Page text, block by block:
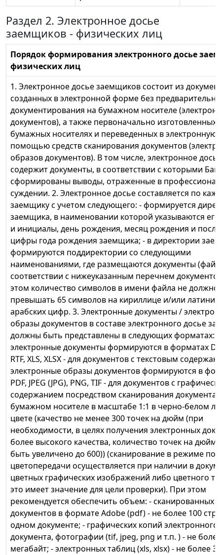
Раздел 2. Электронное досье
заемщиков - физических лиц
Порядок формирования электронного досье
физических лиц
1. Электронное досье заемщиков состоит из
созданных в электронной форме без
документирования на бумажном носителе
документов), а также первоначально изготовленных
бумажных носителях и переведенных в электронную
помощью средств сканирования документов
образов документов). В том числе, электронное
содержит документы, в соответствии с которыми
сформированы выводы, отраженные в
суждении. 2. Электронное досье составляется по
заемщику с учетом следующего: - формируется
заемщика, в наименовании которой указываются
и инициалы, день рождения, месяц рождения и
цифры года рождения заемщика; - в директории
формируются поддиректории со следующими
наименованиями, где размещаются документы
соответствии с нижеуказанным перечнем
этом количество символов в имени файла не должно
превышать 65 символов на кириллице и/или
арабских цифр. 3. Электронные документы /
образы документов в составе электронного досье
должны быть представлены в следующих форматах: -
электронные документы формируются в форматах
RTF, XLS, XLSX - для документов с текстовым
электронные образы документов формируются в
PDF, JPEG (JPG), PNG, TIF - для документов с
содержанием посредством сканирования документа
бумажном носителе в масштабе 1:1 в черно-белом
цвете (качество не менее 300 точек на дюйм (при
необходимости, в целях получения электронных
более высокого качества, количество точек на дюйм
быть увеличено до 600)) (сканирование в режиме
цветопередачи осуществляется при наличии в
цветных графических изображений либо цветного
это имеет значение для цели проверки). При этом
рекомендуется обеспечить объем: - сканированных
документов в формате Adobe (pdf) - не более 100
одном документе; - графических копий электронного
документа, фотографии (tif, jpeg, png и т.п. ) - не
мегабайт; - электронных таблиц (xls, xlsx) - не более